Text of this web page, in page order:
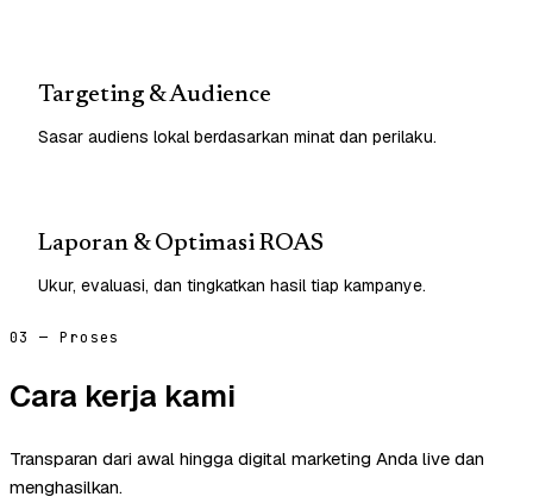
Targeting & Audience
Sasar audiens lokal berdasarkan minat dan perilaku.
Laporan & Optimasi ROAS
Ukur, evaluasi, dan tingkatkan hasil tiap kampanye.
03 — Proses
Cara kerja kami
Transparan dari awal hingga digital marketing Anda live dan
menghasilkan.